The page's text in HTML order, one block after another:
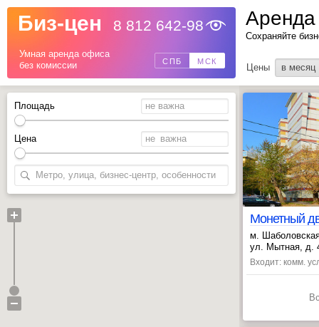
Биз-цен
СПБ МСК
Умная аренда офиса
без комиссии
8 812 642-98
Площадь
Цена
Назад
Сохраняйте
Цены в месяц
Монетный
м.
, Октябрьская
ул. Мытная, д.
Входит: комм.